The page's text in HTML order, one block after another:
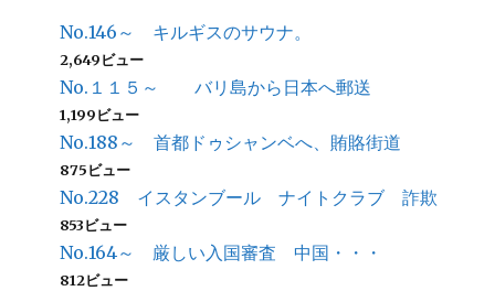
No.146～ キルギスのサウナ。
2,649ビュー
No.１１５～ バリ島から日本へ郵送
1,199ビュー
No.188～ 首都ドゥシャンベへ、賄賂街道
875ビュー
No.228 イスタンブール ナイトクラブ 詐欺
853ビュー
No.164～ 厳しい入国審査 中国・・・
812ビュー